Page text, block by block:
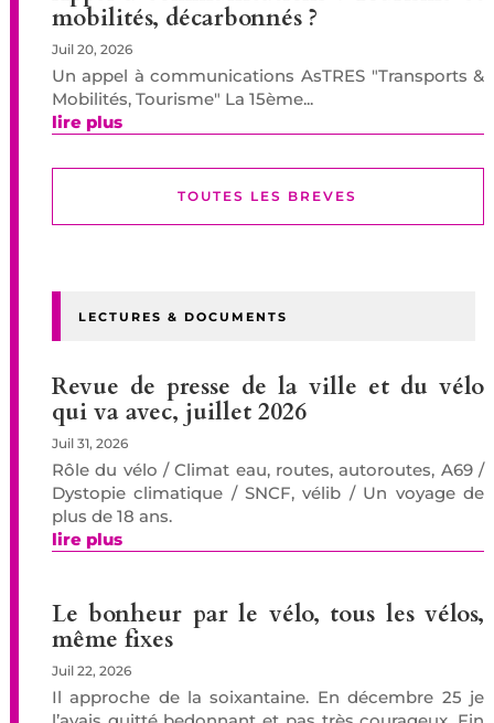
mobilités, décarbonnés ?
Juil 20, 2026
Un appel à communications AsTRES "Transports &
Mobilités, Tourisme" La 15ème...
lire plus
TOUTES LES BREVES
LECTURES & DOCUMENTS
Revue de presse de la ville et du vélo
qui va avec, juillet 2026
Juil 31, 2026
Rôle du vélo / Climat eau, routes, autoroutes, A69 /
Dystopie climatique / SNCF, vélib / Un voyage de
plus de 18 ans.
lire plus
Le bonheur par le vélo, tous les vélos,
même fixes
Juil 22, 2026
Il approche de la soixantaine. En décembre 25 je